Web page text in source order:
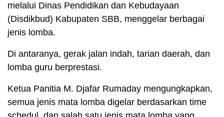
melalui Dinas Pendidikan dan Kebudayaan
(Disdikbud) Kabupaten SBB, menggelar berbagai
jenis lomba.
Di antaranya, gerak jalan indah, tarian daerah, dan
lomba guru berprestasi.
Ketua Panitia M. Djafar Rumaday mengungkapkan,
semua jenis mata lomba digelar berdasarkan time